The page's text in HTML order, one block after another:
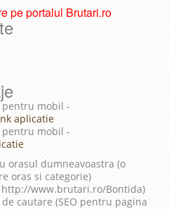
pe portalul Brutari.ro
mobil -
aplicatie
mobil -
orasul dumneavoastra (o
oras si categorie)
www.brutari.ro/Bontida)
cautare (SEO pentru pagina